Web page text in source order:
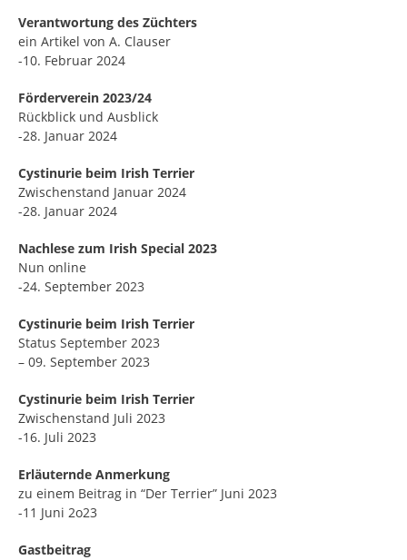
Verantwortung des Züchters
ein Artikel von A. Clauser
-10. Februar 2024
Förderverein 2023/24
Rückblick und Ausblick
-28. Januar 2024
Cystinurie beim Irish Terrier
Zwischenstand Januar 2024
-28. Januar 2024
Nachlese zum Irish Special 2023
Nun online
-24. September 2023
Cystinurie beim Irish Terrier
Status September 2023
– 09. September 2023
Cystinurie beim Irish Terrier
Zwischenstand Juli 2023
-16. Juli 2023
Erläuternde Anmerkung
zu einem Beitrag in “Der Terrier” Juni 2023
-11 Juni 2o23
Gastbeitrag